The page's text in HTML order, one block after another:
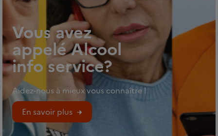
Vous avez
appelé Alcool
info service?
Aidez-nous à mieux vous connaître !
En savoir plus